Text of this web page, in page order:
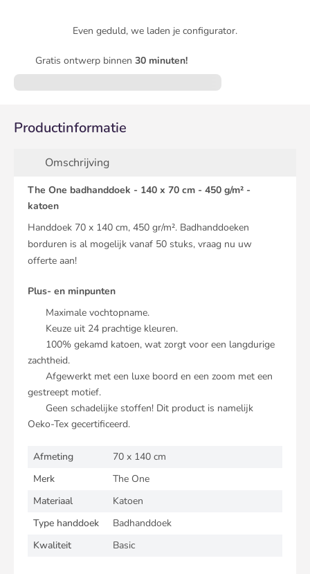
Even geduld, we laden je configurator.
Gratis ontwerp binnen 30 minuten!
Productinformatie
Omschrijving
The One badhanddoek - 140 x 70 cm - 450 g/m² -
katoen
Handdoek 70 x 140 cm, 450 gr/m². Badhanddoeken
borduren is al mogelijk vanaf 50 stuks, vraag nu uw
offerte aan!
Plus- en minpunten
Maximale vochtopname.
Keuze uit 24 prachtige kleuren.
100% gekamd katoen, wat zorgt voor een langdurige
zachtheid.
Afgewerkt met een luxe boord en een zoom met een
gestreept motief.
Geen schadelijke stoffen! Dit product is namelijk
Oeko-Tex gecertificeerd.
Afmeting
70 x 140 cm
Merk
The One
Materiaal
Katoen
Type handdoek
Badhanddoek
Kwaliteit
Basic